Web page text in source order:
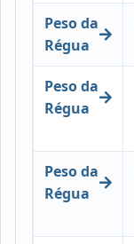
Peso da
Régua
Peso da
Régua
Peso da
Régua